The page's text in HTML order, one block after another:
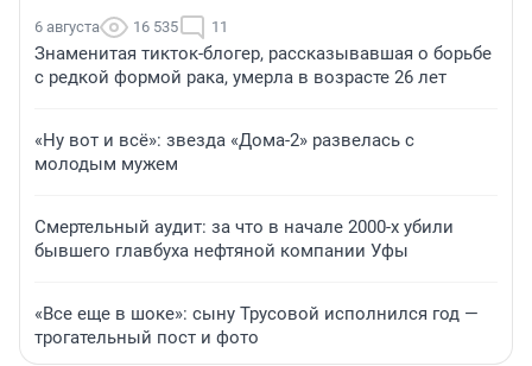
6 августа 16 535 11
Знаменитая тикток-блогер, рассказывавшая о борьбе
с редкой формой рака, умерла в возрасте 26 лет
«Ну вот и всё»: звезда «Дома-2» развелась с
молодым мужем
Смертельный аудит: за что в начале 2000-х убили
бывшего главбуха нефтяной компании Уфы
«Все еще в шоке»: сыну Трусовой исполнился год —
трогательный пост и фото